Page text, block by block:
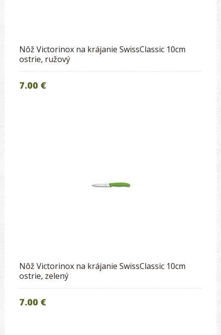
Nôž Victorinox na krájanie SwissClassic 10cm
ostrie, ružový
7.00 €
Nôž Victorinox na krájanie SwissClassic 10cm
ostrie, zelený
7.00 €